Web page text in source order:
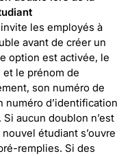
les employés à
avant de créer un
option est activée, le
le prénom de
son numéro de
numéro d’identification
aucun doublon n’est
étudiant s’ouvre
remplies. Si des